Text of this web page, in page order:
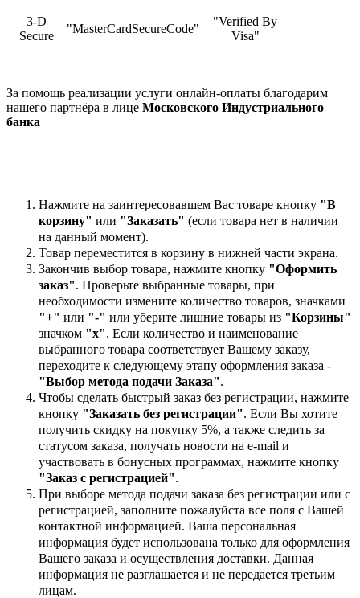
3-D
Secure
"MasterCardSecureCode"
"Verified By
Visa"
За помощь реализации услуги онлайн-оплаты благодарим
нашего партнёра в лице Московского Индустриального
банка
Нажмите на заинтересовавшем Вас товаре кнопку "В
корзину" или "Заказать" (если товара нет в наличии
на данный момент).
Товар переместится в корзину в нижней части экрана.
Закончив выбор товара, нажмите кнопку "Оформить
заказ". Проверьте выбранные товары, при
необходимости измените количество товаров, значками
"+" или "-" или уберите лишние товары из "Корзины"
значком "х". Если количество и наименование
выбранного товара соответствует Вашему заказу,
переходите к следующему этапу оформления заказа -
"Выбор метода подачи Заказа".
Чтобы сделать быстрый заказ без регистрации, нажмите
кнопку "Заказать без регистрации". Если Вы хотите
получить скидку на покупку 5%, а также следить за
статусом заказа, получать новости на e-mail и
участвовать в бонусных программах, нажмите кнопку
"Заказ с регистрацией".
При выборе метода подачи заказа без регистрации или с
регистрацией, заполните пожалуйста все поля с Вашей
контактной информацией. Ваша персональная
информация будет использована только для оформления
Вашего заказа и осуществления доставки. Данная
информация не разглашается и не передается третьим
лицам.